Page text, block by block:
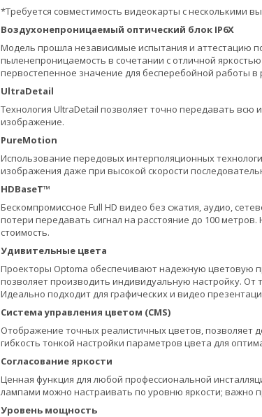
*Требуется совместимость видеокарты с несколькими
Воздухонепроницаемый оптический блок IP6X
Модель прошла независимые испытания и аттестацию
пыленепроницаемость в сочетании с отличной
первостепенное значение для бесперебойной работы в
UltraDetail
Технология UltraDetail позволяет точно передавать
изображение.
PureMotion
Использование передовых интерполяционных
изображения даже при высокой скорости
HDBaseT™
Бескомпромиссное Full HD видео без сжатия, аудио,
потери передавать сигнал на расстояние до 100
стоимость.
Удивительные цвета
Проекторы Optoma обеспечивают надежную цветовую
позволяет производить индивидуальную настройку.
Идеально подходит для графических и видео
Система управления цветом (CMS)
Отображение точных реалистичных цветов, позволяет
гибкость тонкой настройки параметров цвета для
Согласование яркости
Ценная функция для любой профессиональной
лампами можно настраивать по уровню яркости; важно
Уровень мощность